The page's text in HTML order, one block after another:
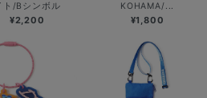
ト/Bシンボル
¥2,200
KOHAMA/...
¥1,800